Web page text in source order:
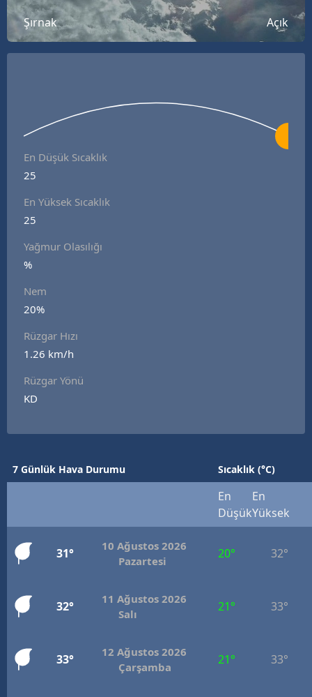
Bingöl
Bitlis
Burdur
Giresun
Gümüşhane
Şırnak Açık
En Düşük Sıcaklık
25
En Yüksek Sıcaklık
25
Yağmur Olasılığı
%
Nem
20%
Rüzgar Hızı
1.26 km/h
Rüzgar Yönü
KD
7 Günlük Hava Durumu Sıcaklık (°C)
En
Düşük
En
Yüksek
31°
10 Ağustos 2026
Pazartesi
20° 32°
32°
11 Ağustos 2026
Salı
21° 33°
33°
12 Ağustos 2026
Çarşamba
21° 33°